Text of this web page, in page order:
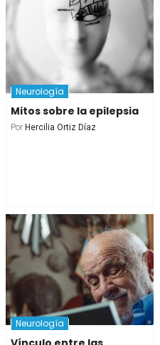
Neurología
Mitos sobre la epilepsia
Por Hercilia Ortiz Díaz
Neurología